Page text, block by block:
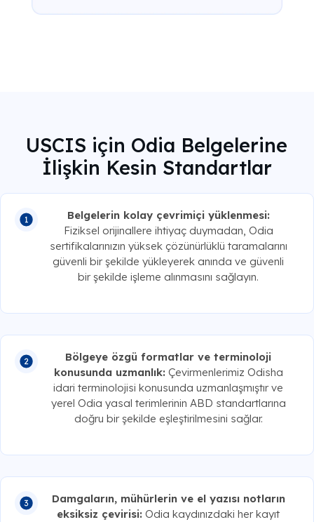
USCIS için Odia Belgelerine
İlişkin Kesin Standartlar
Belgelerin kolay çevrimiçi yüklenmesi:
Fiziksel orijinallere ihtiyaç duymadan, Odia
sertifikalarınızın yüksek çözünürlüklü taramalarını
güvenli bir şekilde yükleyerek anında ve güvenli
bir şekilde işleme alınmasını sağlayın.
Bölgeye özgü formatlar ve terminoloji
konusunda uzmanlık: Çevirmenlerimiz Odisha
idari terminolojisi konusunda uzmanlaşmıştır ve
yerel Odia yasal terimlerinin ABD standartlarına
doğru bir şekilde eşleştirilmesini sağlar.
Damgaların, mühürlerin ve el yazısı notların
eksiksiz çevirisi: Odia kaydınızdaki her kayıt